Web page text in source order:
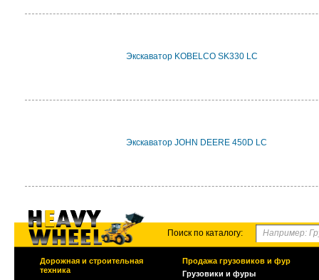
Экскаватор KOBELCO SK330 LC
Экскаватор JOHN DEERE 450D LC
Поиск по каталогу:
Дорожная и строительная
техника
Продажа грузовиков и фур
Грузовики и фуры